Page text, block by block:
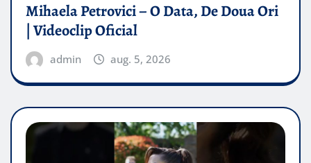
Mihaela Petrovici – O Data, De Doua Ori
| Videoclip Oficial
admin aug. 5, 2026